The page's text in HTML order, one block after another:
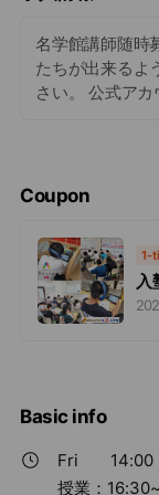
名学館講師随時
たちが出来るよ
さい。 公式ア
Coupon
1-
入
Basic info
Fri
授業：